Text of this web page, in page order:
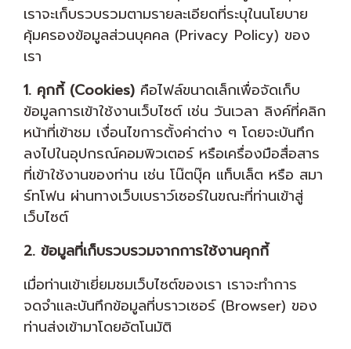
เราจะเก็บรวบรวมตามรายละเอียดที่ระบุในนโยบาย
คุ้มครองข้อมูลส่วนบุคคล (Privacy Policy) ของ
เรา
1. คุกกี้ (Cookies) คือไฟล์ขนาดเล็กเพื่อจัดเก็บ
ข้อมูลการเข้าใช้งานเว็บไซต์ เช่น วันเวลา ลิงค์ที่คลิก
หน้าที่เข้าชม เงื่อนไขการตั้งค่าต่าง ๆ โดยจะบันทึก
ลงไปในอุปกรณ์คอมพิวเตอร์ หรือเครื่องมือสื่อสาร
ที่เข้าใช้งานของท่าน เช่น โน๊ตบุ๊ค แท็บเล็ต หรือ สมา
ร์ทโฟน ผ่านทางเว็บเบราว์เซอร์ในขณะที่ท่านเข้าสู่
เว็บไซต์
2. ข้อมูลที่เก็บรวบรวมจากการใช้งานคุกกี้
เมื่อท่านเข้าเยี่ยมชมเว็บไซต์ของเรา เราจะทำการ
จดจำและบันทึกข้อมูลที่บราวเซอร์ (Browser) ของ
ท่านส่งเข้ามาโดยอัตโนมัติ